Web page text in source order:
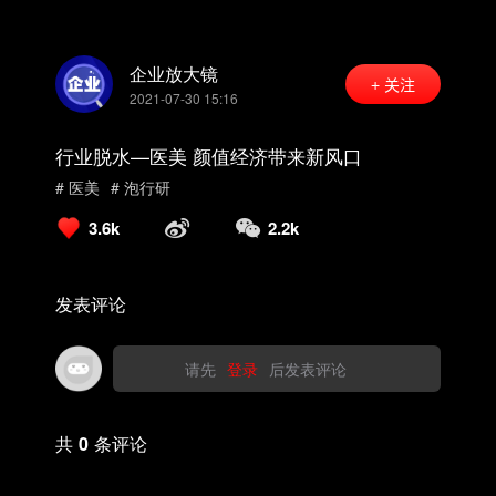
企业放大镜
2021-07-30 15:16
+ 关注
行业脱水—医美 颜值经济带来新风口
# 医美 # 泡行研
3.6k 2.2k
发表评论
请先 登录 后发表评论
共 0 条评论